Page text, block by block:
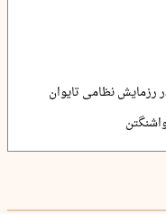
رزمایش نظامی تایوان